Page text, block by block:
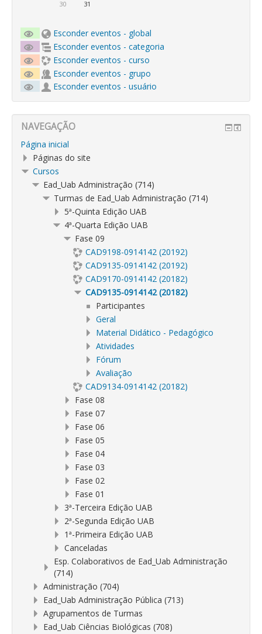
30 31
Esconder eventos - global
Esconder eventos - categoria
Esconder eventos - curso
Esconder eventos - grupo
Esconder eventos - usuário
NAVEGAÇÃO
Página inicial
Páginas do site
Cursos
Ead_Uab Administração (714)
Turmas de Ead_Uab Administração (714)
5ª-Quinta Edição UAB
4ª-Quarta Edição UAB
Fase 09
CAD9198-0914142 (20192)
CAD9135-0914142 (20192)
CAD9170-0914142 (20182)
CAD9135-0914142 (20182)
Participantes
Geral
Material Didático - Pedagógico
Atividades
Fórum
Avaliação
CAD9134-0914142 (20182)
Fase 08
Fase 07
Fase 06
Fase 05
Fase 04
Fase 03
Fase 02
Fase 01
3ª-Terceira Edição UAB
2ª-Segunda Edição UAB
1ª-Primeira Edição UAB
Canceladas
Esp. Colaborativos de Ead_Uab Administração
(714)
Administração (704)
Ead_Uab Administração Pública (713)
Agrupamentos de Turmas
Ead_Uab Ciências Biológicas (708)